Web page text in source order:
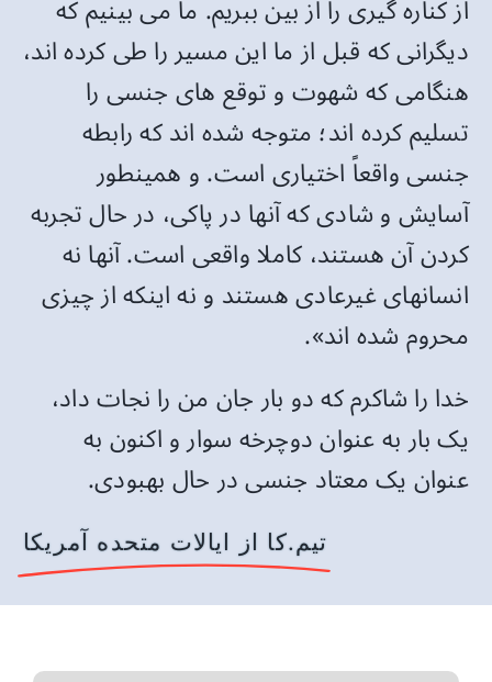
از کناره گیری را از بین ببریم. ما می بینیم که
دیگرانی که قبل از ما این مسیر را طی کرده اند،
هنگامی که شهوت و توقع های جنسی را
تسلیم کرده اند؛ متوجه شده اند که رابطه
جنسی واقعاً اختیاری است. و همینطور
آسایش و شادی که آنها در پاکی، در حال تجربه
کردن آن هستند، کاملا واقعی است. آنها نه
انسانهای غیرعادی هستند و نه اینکه از چیزی
محروم شده اند».
خدا را شاکرم که دو بار جان من را نجات داد،
یک بار به عنوان دوچرخه سوار و اکنون به
عنوان یک معتاد جنسی در حال بهبودی.
تیم.کا از ایالات متحده آمریکا